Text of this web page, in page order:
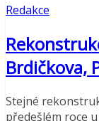
Redakce
Brdičkova,
Stejné
předešlém roce